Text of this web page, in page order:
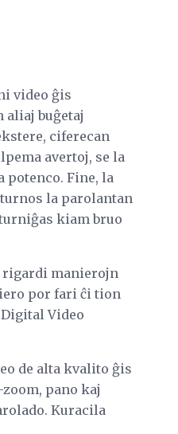
video ĝis
aliaj buĝetaj
ciferecan
avertoj, se la
potenco. Fine, la
la parolantan
kiam bruo
rigardi manierojn
por fari ĉi tion
Video
de alta kvalito ĝis
pano kaj
Kuracila